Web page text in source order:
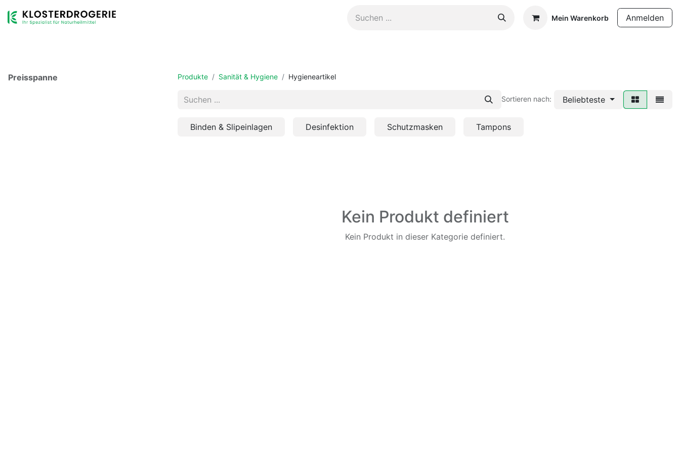
Mein Warenkorb Anmelden
Preisspanne Produkte Sanität & Hygiene Hygieneartikel
Sortieren nach: Beliebteste
Binden & Slipeinlagen Desinfektion Schutzmasken Tampons
Kein Produkt definiert
Kein Produkt in dieser Kategorie definiert.